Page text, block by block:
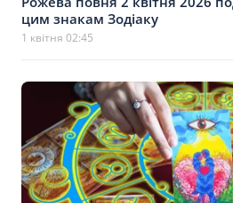
цим знакам Зодіаку
1 квітня 02:45